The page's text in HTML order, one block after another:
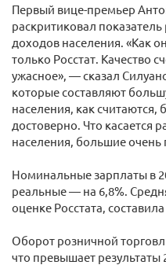
Первый вице-премьер
раскритиковал
доходов населения. «Как
только Росстат. Качество
ужасное», — сказал
которые составляют
населения, как считаются,
достоверно. Что касается
населения, большие очень
Номинальные зарплаты в
реальные — на 6,8%.
оценке Росстата,
Оборот розничной
что превышает результаты